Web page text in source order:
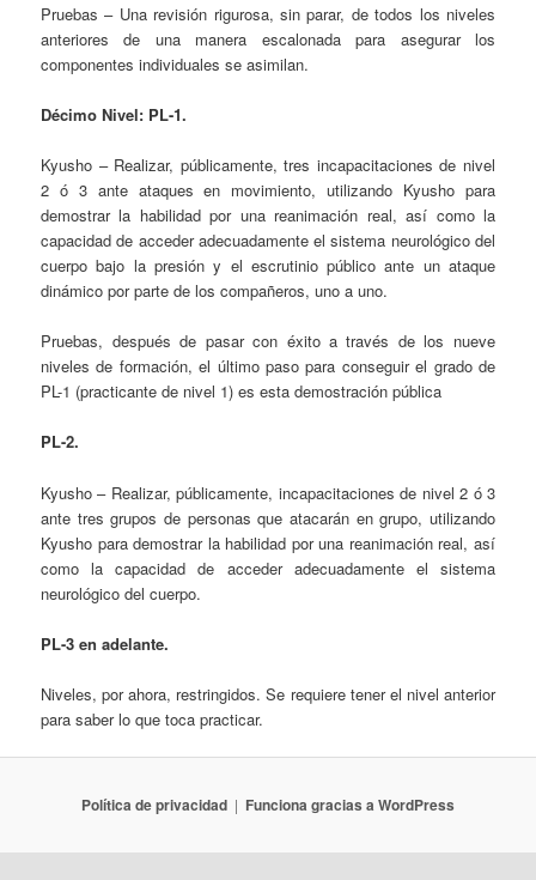
Pruebas – Una revisión rigurosa, sin parar, de todos los niveles
anteriores de una manera escalonada para asegurar los
componentes individuales se asimilan.
Décimo Nivel: PL-1.
Kyusho – Realizar, públicamente, tres incapacitaciones de nivel
2 ó 3 ante ataques en movimiento, utilizando Kyusho para
demostrar la habilidad por una reanimación real, así como la
capacidad de acceder adecuadamente el sistema neurológico del
cuerpo bajo la presión y el escrutinio público ante un ataque
dinámico por parte de los compañeros, uno a uno.
Pruebas, después de pasar con éxito a través de los nueve
niveles de formación, el último paso para conseguir el grado de
PL-1 (practicante de nivel 1) es esta demostración pública
PL-2.
Kyusho – Realizar, públicamente, incapacitaciones de nivel 2 ó 3
ante tres grupos de personas que atacarán en grupo, utilizando
Kyusho para demostrar la habilidad por una reanimación real, así
como la capacidad de acceder adecuadamente el sistema
neurológico del cuerpo.
PL-3 en adelante.
Niveles, por ahora, restringidos. Se requiere tener el nivel anterior
para saber lo que toca practicar.
Política de privacidad Funciona gracias a WordPress